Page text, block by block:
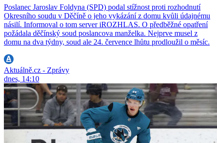
Poslanec Jaroslav Foldyna (SPD) podal stížnost proti rozhodnutí
Okresního soudu v Děčíně o jeho vykázání z domu kvůli údajnému
násilí. Informoval o tom server iROZHLAS. O předběžné opatření
požádala děčínský soud poslancova manželka. Nejprve musel z
domu na dva týdny, soud ale 24. července lhůtu prodloužil o měsíc.
Aktuálně.cz - Zprávy
dnes, 14:10